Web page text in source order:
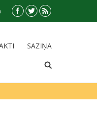
SAZIŅA